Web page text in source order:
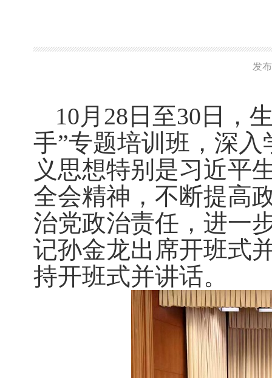
发
10月28日至30日，
手”专题培训班，深
义思想特别是习近平
全会精神，不断提高
治党政治责任，进一
记孙金龙出席开班式
持开班式并讲话。